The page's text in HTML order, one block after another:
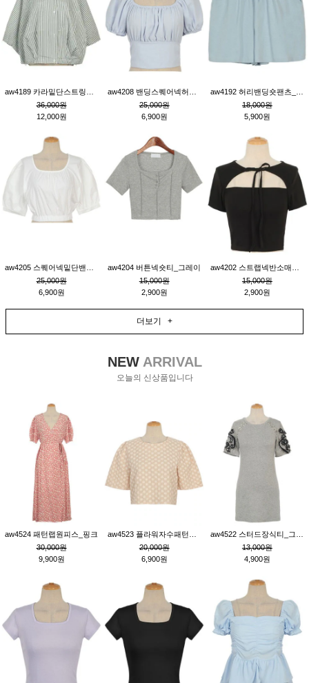
36,000원
12,000원
25,000원
6,900원
18,000원
5,900원
25,000원
6,900원
aw4204 버튼넥숏티_그레이
15,000원
2,900원
15,000원
2,900원
더보기 +
NEWARRIVAL
오늘의 신상품입니다
aw4524 패턴랩원피스_핑크
30,000원
9,900원
20,000원
6,900원
13,000원
4,900원